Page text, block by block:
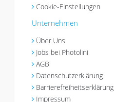
Cookie-Einstellungen
Unternehmen
Über Uns
Jobs bei Photolini
AGB
Datenschutzerklärung
Barrierefreiheitserklärung
Impressum